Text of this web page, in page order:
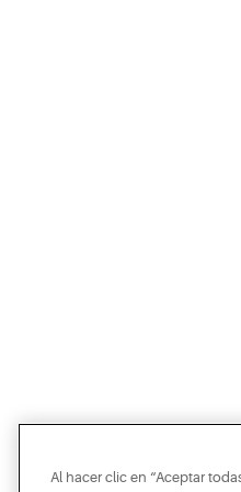
Al hacer clic en “Aceptar